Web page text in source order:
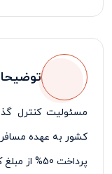
بیمه مسافرتی
لیدر مسافرتی
مسئولیت کنترل
کشور به عهده
پرداخت 50% از مبلغ کل تور در زمان ثبت نام الزامی می‌باشد.